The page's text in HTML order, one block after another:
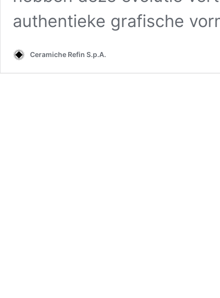
authentieke grafische
Ceramiche Refin S.p.A.